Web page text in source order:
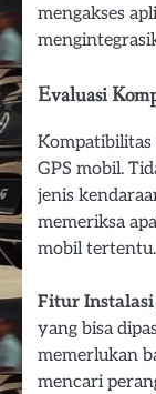
mengakses
Evaluasi
GPS mobil.
jenis
memeriksa
mobil tertentu.
Fitur Instalasi
yang bisa
memerlukan
mencari